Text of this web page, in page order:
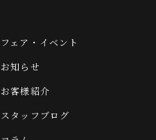
フェア・イベント
お知らせ
お客様紹介
スタッフブログ